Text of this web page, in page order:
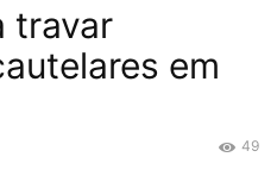
travar
em
49